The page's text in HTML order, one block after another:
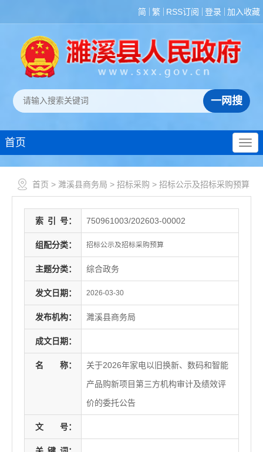
简 繁 RSS订阅 登录 加入收藏
首页
首页 > 濉溪县商务局 > 招标采购 > 招标公示及招标采购预算
索 引 号： 750961003/202603-00002
组配分类： 招标公示及招标采购预算
主题分类： 综合政务
发文日期： 2026-03-30
发布机构： 濉溪县商务局
成文日期：
名 称：
关于2026年家电以旧换新、数码和智能
产品购新项目第三方机构审计及绩效评
价的委托公告
文 号：